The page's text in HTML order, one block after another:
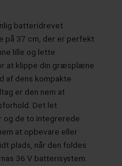
batteridrevet
på 37 cm, der er perfekt
lille og lette
at klippe din græsplæne
af dens kompakte
er den nem at
Det let
og de to integrerede
at opbevare eller
plads, når den foldes
36 V batterisystem.